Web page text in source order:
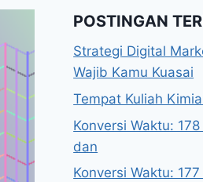
POSTINGAN
Strategi Digital
Wajib Kamu Kuasai
Tempat Kuliah
Konversi Waktu:
dan
Konversi Waktu: